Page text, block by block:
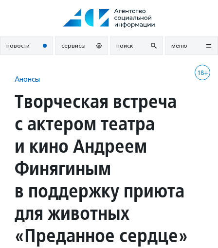
новости сервисы поиск меню
18+
Анонсы
Творческая встреча
с актером театра
и кино Андреем
Финягиным
в поддержку приюта
для животных
«Преданное сердце»